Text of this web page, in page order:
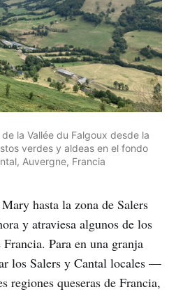
la Vallée du Falgoux desde la
verdes y aldeas en el fondo
Auvergne, Francia
hasta la zona de Salers
y atraviesa algunos de los
Para en una granja
los Salers y Cantal locales —
regiones queseras de Francia,